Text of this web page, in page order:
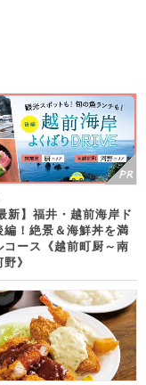
新】福井・越前海岸ド
編！絶景＆海鮮丼を満
コース《越前町厨～南
》